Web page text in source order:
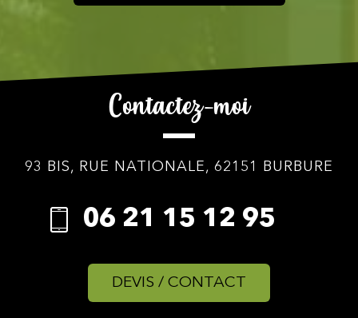
Contactez-moi
93 BIS, RUE NATIONALE, 62151 BURBURE
06 21 15 12 95
DEVIS / CONTACT